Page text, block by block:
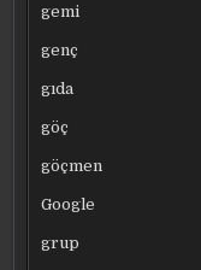
gemi
genç
gıda
göç
göçmen
Google
grup